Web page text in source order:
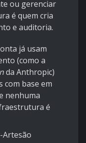
ou gerenciar
é quem cria
e auditoria.
já usam
(como a
da Anthropic)
com base em
nenhuma
é
Artesão